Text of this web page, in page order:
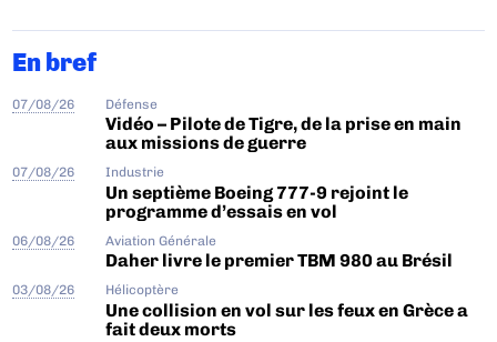
En bref
07/08/26 Défense
Vidéo – Pilote de Tigre, de la prise en main
aux missions de guerre
07/08/26 Industrie
Un septième Boeing 777-9 rejoint le
programme d’essais en vol
06/08/26 Aviation Générale
Daher livre le premier TBM 980 au Brésil
03/08/26 Hélicoptère
Une collision en vol sur les feux en Grèce a
fait deux morts